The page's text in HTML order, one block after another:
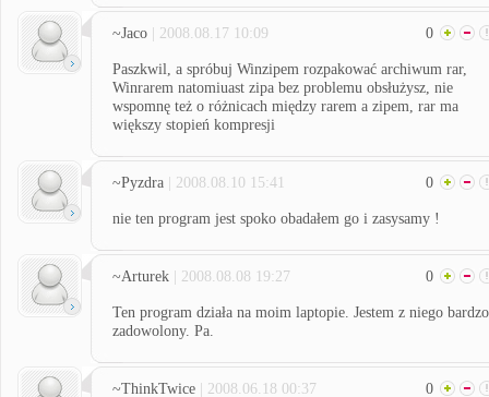
~Jaco | 2008.08.17 10:09 0
Paszkwil, a spróbuj Winzipem rozpakować archiwum rar,
Winrarem natomiuast zipa bez problemu obsłużysz, nie
wspomnę też o różnicach między rarem a zipem, rar ma
większy stopień kompresji
~Pyzdra | 2008.08.10 15:41 0
nie ten program jest spoko obadałem go i zasysamy !
~Arturek | 2008.08.08 19:27 0
Ten program działa na moim laptopie. Jestem z niego bardzo
zadowolony. Pa.
~ThinkTwice | 2008.06.18 00:37 0